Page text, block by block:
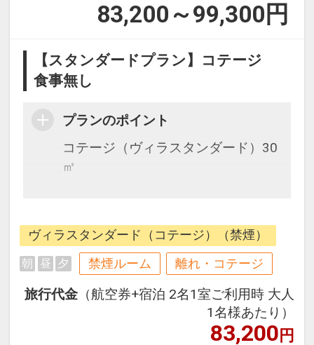
83,200～99,300 円
【スタンダードプラン】コテージ
食事無し
プランのポイント
コテージ（ヴィラスタンダード）30
㎡
トが魅力
フサキビーチ隣接
・石垣島最大級のプールあり
・大浴あり場・インドアプールもあ
り
ヴィラスタンダード（コテージ）（禁煙）
朝 昼 夕 禁煙ルーム 離れ・コテージ
旅行代金 （航空券+宿泊 2名1室ご利用時 大人
1名様あたり）
83,200円